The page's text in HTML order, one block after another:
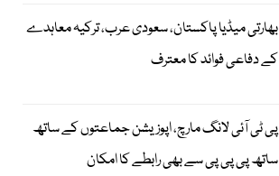
بھارتی میڈیا پاکستان، سعودی عرب، ترکیہ معاہدے
کے دفاعی فوائد کا معترف
پی ٹی آئی لانگ مارچ، اپوزیشن جماعتوں کے ساتھ
ساتھ پی پی پی سے بھی رابطے کا امکان